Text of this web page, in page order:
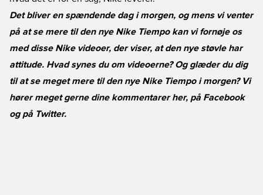
Det bliver en spændende dag i morgen, og mens vi venter
på at se mere til den nye Nike Tiempo kan vi fornøje os
med disse Nike videoer, der viser, at den nye støvle har
attitude. Hvad synes du om videoerne? Og glæder du dig
til at se meget mere til den nye Nike Tiempo i morgen? Vi
hører meget gerne dine kommentarer her, på Facebook
og på Twitter.